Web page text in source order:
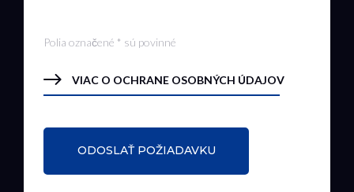
Polia označené * sú povinné
VIAC O OCHRANE OSOBNÝCH ÚDAJOV